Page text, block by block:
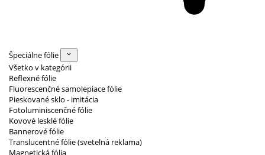
Špeciálne fólie
Všetko v kategórii
Reflexné fólie
Fluorescenčné samolepiace fólie
Pieskované sklo - imitácia
Fotoluminiscenčné fólie
Kovové lesklé fólie
Bannerové fólie
Translucentné fólie (svetelná reklama)